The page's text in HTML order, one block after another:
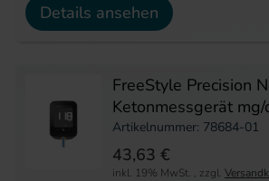
Details ansehen
FreeStyle Precision
Ketonmessgerät
Artikelnummer: 78684-01
43,63 €
inkl. 19% MwSt. , zzgl.